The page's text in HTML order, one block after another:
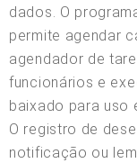
dados. O
permite agendar
agendador de
funcionários e
baixado para uso
O registro de
notificação ou